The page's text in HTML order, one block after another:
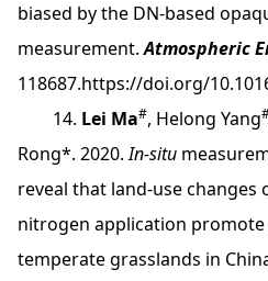
biased by the DN-based
measurement.Atmospheric
118687.https://doi.org/
14. Lei Ma#, Helong Yang
Rong*. 2020.In-situ
reveal that land-use
nitrogen application
temperate grasslands in